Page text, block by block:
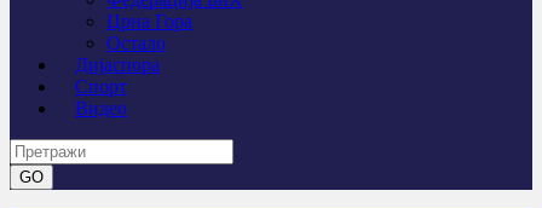
Црна Гора
Остало
Дијаспора
Спорт
Видео